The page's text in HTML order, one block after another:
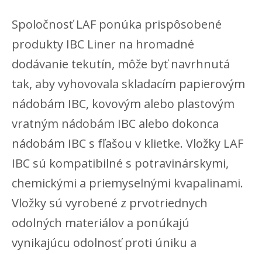
Spoločnosť LAF ponúka prispôsobené
produkty IBC Liner na hromadné
dodávanie tekutín, môže byť navrhnutá
tak, aby vyhovovala skladacím papierovým
nádobám IBC, kovovým alebo plastovým
vratným nádobám IBC alebo dokonca
nádobám IBC s fľašou v klietke. Vložky LAF
IBC sú kompatibilné s potravinárskymi,
chemickými a priemyselnými kvapalinami.
Vložky sú vyrobené z prvotriednych
odolných materiálov a ponúkajú
vynikajúcu odolnosť proti úniku a